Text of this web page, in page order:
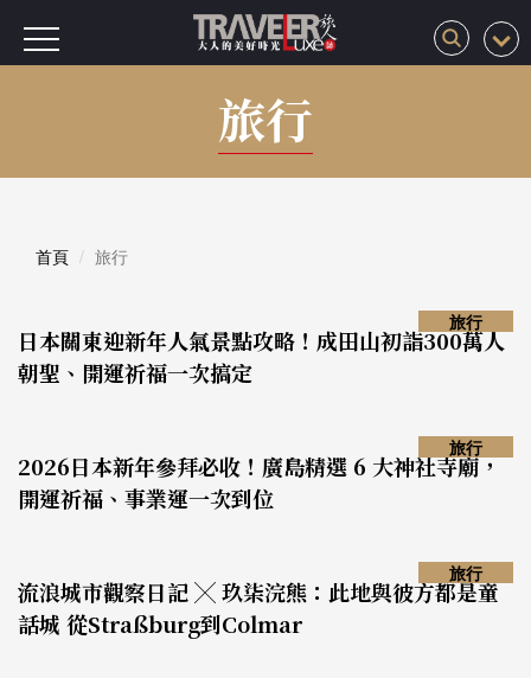
旅行
首頁 旅行
日本關東迎新年人氣景點攻略！成田山初詣300萬人
朝聖、開運祈福一次搞定
旅行
2026日本新年參拜必收！廣島精選 6 大神社寺廟，
開運祈福、事業運一次到位
旅行
流浪城市觀察日記 ╳ 玖柒浣熊：此地與彼方都是童
話城 從Straßburg到Colmar
旅行